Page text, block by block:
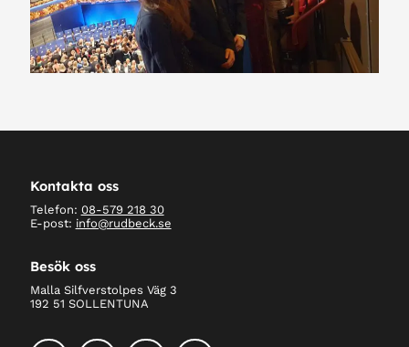
Kontakta oss
Telefon: 08-579 218 30
E-post: info@rudbeck.se
Besök oss
Malla Silfverstolpes Väg 3
192 51 SOLLENTUNA